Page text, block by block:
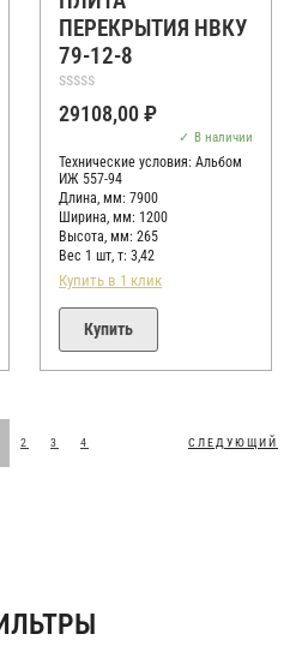
ПЕРЕКРЫТИЯ НВКУ
79-12-8
Оценка
0
29108,00₽
В наличии
Технические условия: Альбом
ИЖ 557-94
Длина, мм: 7900
Ширина, мм: 1200
Высота, мм: 265
Вес 1 шт, т: 3,42
Купить в 1 клик
Купить
2 3 4 СЛЕДУЮЩИЙ